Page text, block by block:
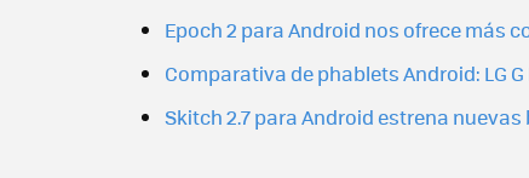
Epoch 2 para Android nos ofrece más
Comparativa de phablets Android: LG
Skitch 2.7 para Android estrena